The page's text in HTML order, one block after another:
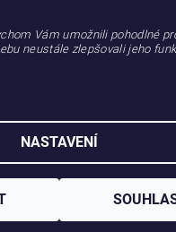
DIGITÁLNÍ - ANGELO
DALŠÍ PRODUKTY
Vám umožnili pohodlné
neustále zlepšovali jeho
NASTAVENÍ